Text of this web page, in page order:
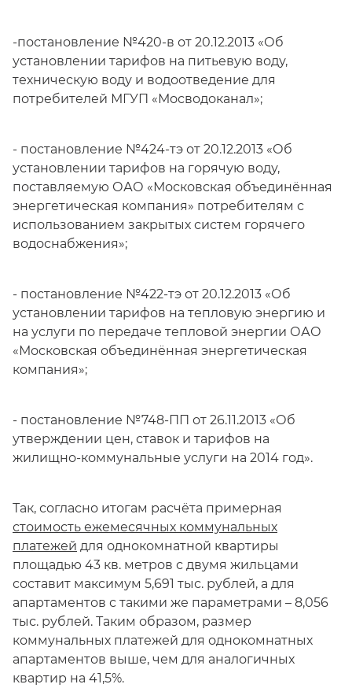
-постановление №420-в от 20.12.2013 «Об
установлении тарифов на питьевую воду,
техническую воду и водоотведение для
потребителей МГУП «Мосводоканал»;
- постановление №424-тэ от 20.12.2013 «Об
установлении тарифов на горячую воду,
поставляемую ОАО «Московская объединённая
энергетическая компания» потребителям с
использованием закрытых систем горячего
водоснабжения»;
- постановление №422-тэ от 20.12.2013 «Об
установлении тарифов на тепловую энергию и
на услуги по передаче тепловой энергии ОАО
«Московская объединённая энергетическая
компания»;
- постановление №748-ПП от 26.11.2013 «Об
утверждении цен, ставок и тарифов на
жилищно-коммунальные услуги на 2014 год».
Так, согласно итогам расчёта примерная
стоимость ежемесячных коммунальных
платежей для однокомнатной квартиры
площадью 43 кв. метров с двумя жильцами
составит максимум 5,691 тыс. рублей, а для
апартаментов с такими же параметрами – 8,056
тыс. рублей. Таким образом, размер
коммунальных платежей для однокомнатных
апартаментов выше, чем для аналогичных
квартир на 41,5%.